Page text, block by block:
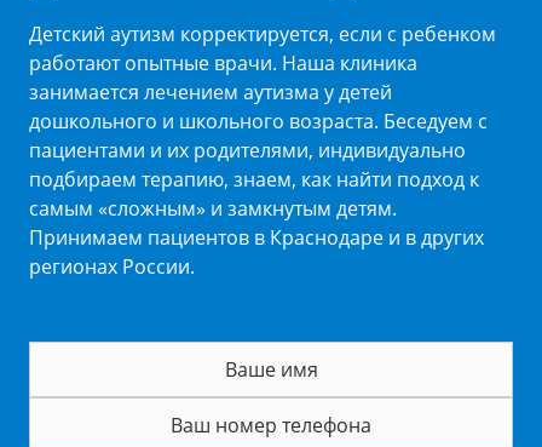
Детский аутизм корректируется, если с ребенком
работают опытные врачи. Наша клиника
занимается лечением аутизма у детей
дошкольного и школьного возраста. Беседуем с
пациентами и их родителями, индивидуально
подбираем терапию, знаем, как найти подход к
самым «сложным» и замкнутым детям.
Принимаем пациентов в Краснодаре и в других
регионах России.